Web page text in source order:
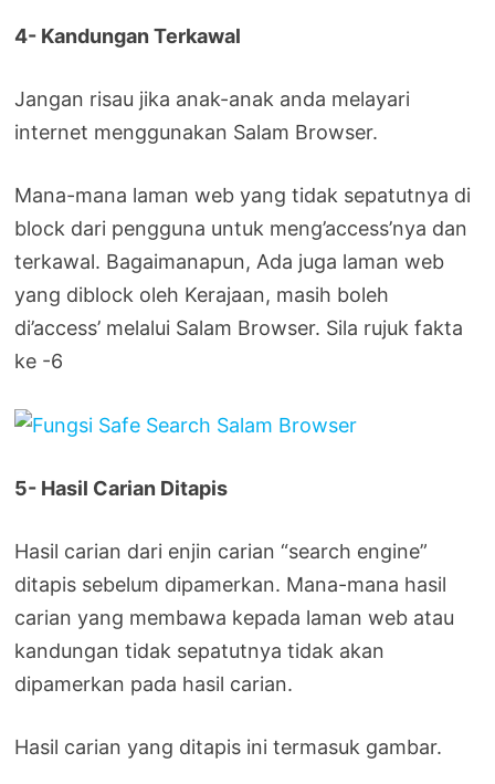
4- Kandungan Terkawal
Jangan risau jika anak-anak anda melayari
internet menggunakan Salam Browser.
Mana-mana laman web yang tidak sepatutnya di
block dari pengguna untuk meng’access’nya dan
terkawal. Bagaimanapun, Ada juga laman web
yang diblock oleh Kerajaan, masih boleh
di’access’ melalui Salam Browser. Sila rujuk fakta
ke -6
5- Hasil Carian Ditapis
Hasil carian dari enjin carian “search engine”
ditapis sebelum dipamerkan. Mana-mana hasil
carian yang membawa kepada laman web atau
kandungan tidak sepatutnya tidak akan
dipamerkan pada hasil carian.
Hasil carian yang ditapis ini termasuk gambar.